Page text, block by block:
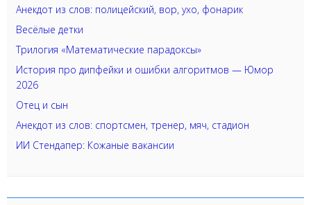
Анекдот из слов: полицейский, вор, ухо, фонарик
Весёлые детки
Трилогия «Математические парадоксы»
История про дипфейки и ошибки алгоритмов — Юмор
2026
Отец и сын
Анекдот из слов: спортсмен, тренер, мяч, стадион
ИИ Стендапер: Кожаные вакансии